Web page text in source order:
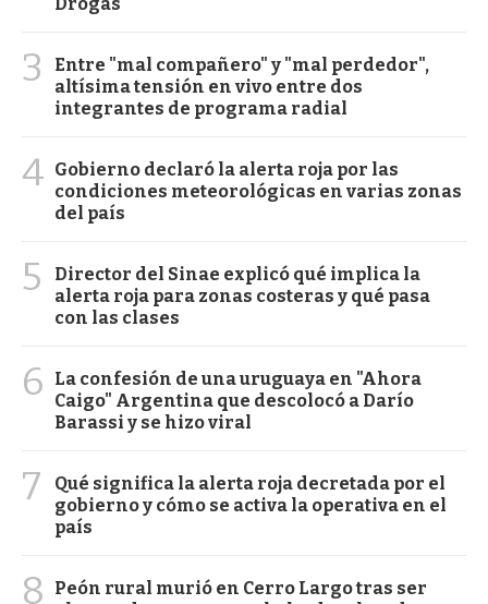
3
Entre "mal compañero" y "mal perdedor",
altísima tensión en vivo entre dos
integrantes de programa radial
4 Gobierno declaró la alerta roja por las
condiciones meteorológicas en varias zonas
del país
5
Director del Sinae explicó qué implica la
alerta roja para zonas costeras y qué pasa
con las clases
6
La confesión de una uruguaya en "Ahora
Caigo" Argentina que descolocó a Darío
Barassi y se hizo viral
7
Qué significa la alerta roja decretada por el
gobierno y cómo se activa la operativa en el
país
8
Peón rural murió en Cerro Largo tras ser